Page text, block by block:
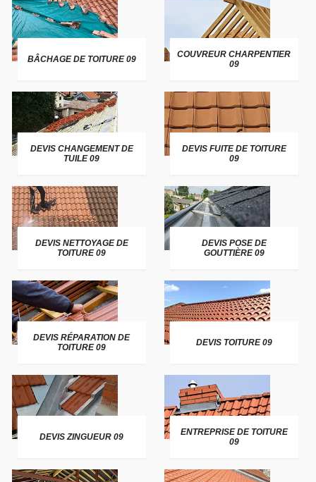
BÂCHAGE DE TOITURE 09
COUVREUR CHARPENTIER
09
DEVIS CHANGEMENT DE
TUILE 09
DEVIS FUITE DE TOITURE
09
DEVIS NETTOYAGE DE
TOITURE 09
DEVIS POSE DE
GOUTTIÈRE 09
DEVIS RÉPARATION DE
TOITURE 09
DEVIS TOITURE 09
DEVIS ZINGUEUR 09
ENTREPRISE DE TOITURE
09